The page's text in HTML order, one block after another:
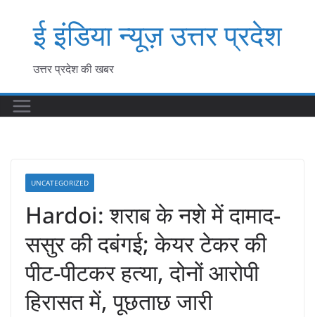
contentई इंडिया न्यूज़ उत्तर प्रदेश
उत्तर प्रदेश की खबर
UNCATEGORIZED
Hardoi: शराब के नशे में दामाद-
ससुर की दबंगई; केयर टेकर की
पीट-पीटकर हत्या, दोनों आरोपी
हिरासत में, पूछताछ जारी